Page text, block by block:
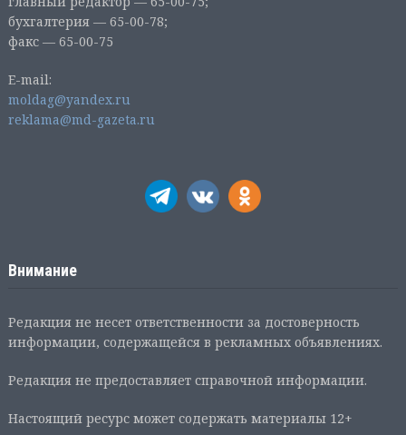
бухгалтерия — 65-00-78;
факс — 65-00-75
E-mail:
moldag@yandex.ru
reklama@md-gazeta.ru
Внимание
Редакция не несет ответственности за достоверность
информации, содержащейся в рекламных объявлениях.
Редакция не предоставляет справочной информации.
Настоящий ресурс может содержать материалы 12+